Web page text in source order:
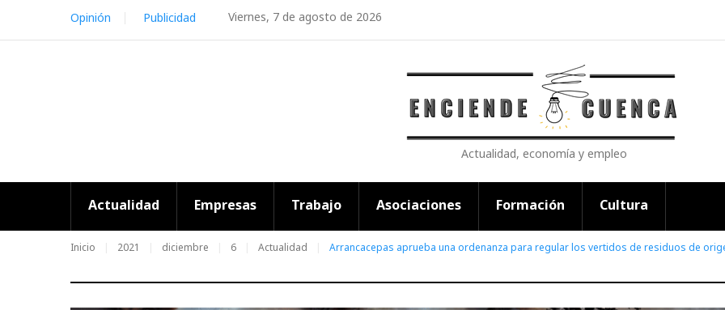
content
Viernes, 7 de agosto de 2026
Opinión Publicidad
Actualidad, economía y empleo
Actualidad Empresas Trabajo Asociaciones Formación Cultura
Inicio 2021 diciembre 6 Actualidad Arrancacepas aprueba una ordenanza para regular los vertidos de residuos de